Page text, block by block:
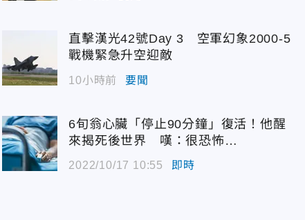
直擊漢光42號Day 3 空軍幻象2000-5
戰機緊急升空迎敵
10小時前 要聞
6旬翁心臟「停止90分鐘」復活！他醒
來揭死後世界 嘆：很恐怖…
2022/10/17 10:55 即時